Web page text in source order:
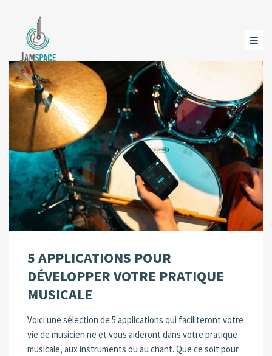
5 APPLICATIONS POUR
DÉVELOPPER VOTRE PRATIQUE
MUSICALE
Voici une sélection de 5 applications qui faciliteront votre
vie de musicien.ne et vous aideront dans votre pratique
musicale, aux instruments ou au chant. Que ce soit pour